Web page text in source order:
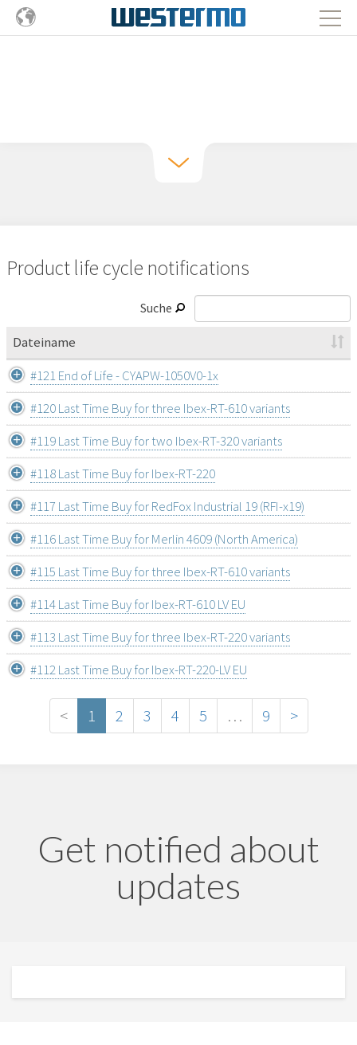
Product life cycle notifications
Suche
Dateiname
#121 End of Life - CYAPW-1050V0-1x
#120 Last Time Buy for three Ibex-RT-610 variants
#119 Last Time Buy for two Ibex-RT-320 variants
#118 Last Time Buy for Ibex-RT-220
#117 Last Time Buy for RedFox Industrial 19 (RFI-x19)
#116 Last Time Buy for Merlin 4609 (North America)
#115 Last Time Buy for three Ibex-RT-610 variants
#114 Last Time Buy for Ibex-RT-610 LV EU
#113 Last Time Buy for three Ibex-RT-220 variants
#112 Last Time Buy for Ibex-RT-220-LV EU
< 1 2 3 4 5 … 9 >
Get notified about
updates